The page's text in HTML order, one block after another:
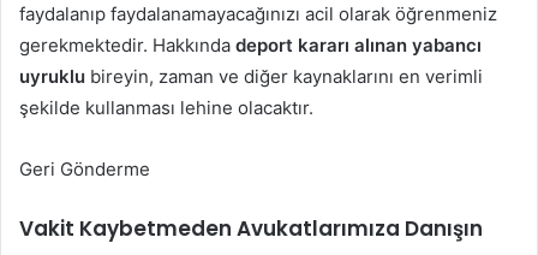
faydalanıp faydalanamayacağınızı acil olarak öğrenmeniz
gerekmektedir. Hakkında deport kararı alınan yabancı
uyruklu bireyin, zaman ve diğer kaynaklarını en verimli
şekilde kullanması lehine olacaktır.
Geri Gönderme
Vakit Kaybetmeden Avukatlarımıza Danışın